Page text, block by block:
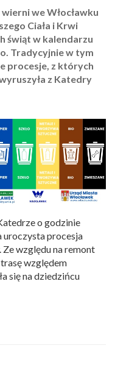
we Włocławku
Ciała i Krwi
świąt w kalendarzu
Tradycyjnie w tym
procesje, z których
z Katedry
o godzinie
uroczysta procesja
względu na remont
względem
się na dziedzińcu